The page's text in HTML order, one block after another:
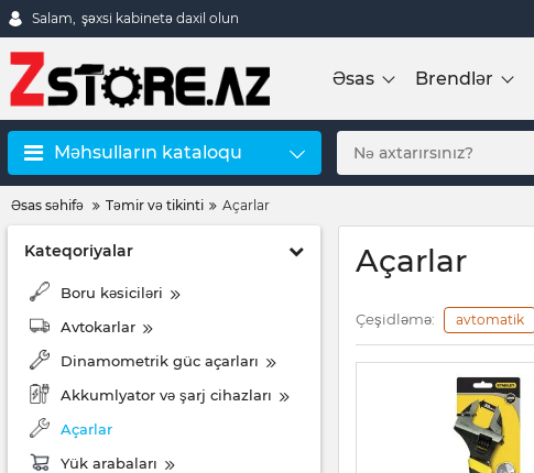
Salam, şəxsi kabinetə daxil olun
Əsas Brendlər
Məhsulların kataloqu
Əsas səhifə Təmir və tikinti Açarlar
Kateqoriyalar
Boru kəsiciləri
Avtokarlar
Dinamometrik güc açarları
Akkumlyator və şarj cihazları
Açarlar
Yük arabaları
Açarlar
Çeşidləmə: avtomatik